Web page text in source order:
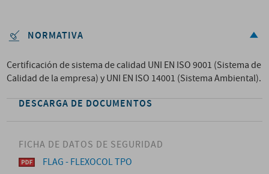
NORMATIVA
Certificación de sistema de calidad UNI EN ISO 9001 (Sistema de
Calidad de la empresa) y UNI EN ISO 14001 (Sistema Ambiental).
DESCARGA DE DOCUMENTOS
FICHA DE DATOS DE SEGURIDAD
FLAG - FLEXOCOL TPO